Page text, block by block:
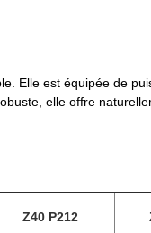
Elle est équipée de
elle offre
Z40 P212